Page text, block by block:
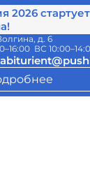
2026
д. 6
ВС